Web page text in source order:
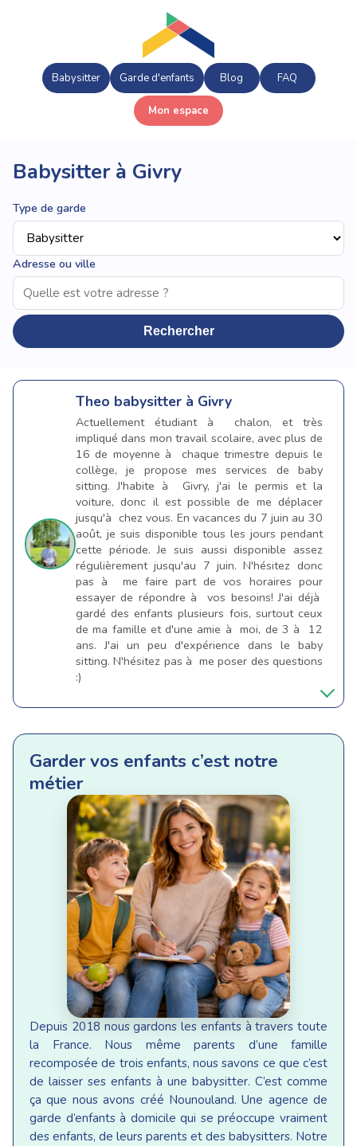
Babysitter Garde d'enfants Blog FAQ
Mon espace
Babysitter à Givry
Type de garde
Adresse ou ville
Rechercher
Theo babysitter à Givry
Actuellement étudiant à chalon, et très
impliqué dans mon travail scolaire, avec plus de
16 de moyenne à chaque trimestre depuis le
collège, je propose mes services de baby
sitting. J'habite à Givry, j'ai le permis et la
voiture, donc il est possible de me déplacer
jusqu'à chez vous. En vacances du 7 juin au 30
août, je suis disponible tous les jours pendant
cette période. Je suis aussi disponible assez
régulièrement jusqu'au 7 juin. N'hésitez donc
pas à me faire part de vos horaires pour
essayer de répondre à vos besoins! J'ai déjà
gardé des enfants plusieurs fois, surtout ceux
de ma famille et d'une amie à moi, de 3 à 12
ans. J'ai un peu d'expérience dans le baby
sitting. N'hésitez pas à me poser des questions
:)
Garder vos enfants c’est notre
métier
Depuis 2018 nous gardons les enfants à travers toute
la France. Nous même parents d’une famille
recomposée de trois enfants, nous savons ce que c’est
de laisser ses enfants à une babysitter. C’est comme
ça que nous avons créé Nounouland. Une agence de
garde d’enfants à domicile qui se préoccupe vraiment
des enfants, de leurs parents et des babysitters. Notre